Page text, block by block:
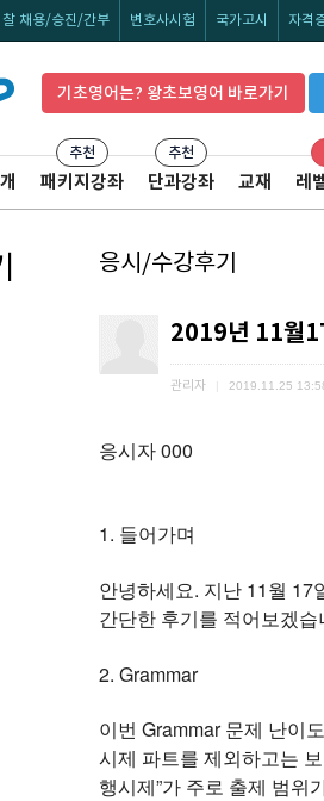
찰 채용/승진/간부 변호사시험 국가고시 자격
기초영어는? 왕초보영어 바로가기
패키지강좌
추천
단과강좌
추천
교재 레
응시/수강후기
2019년 11월
관리자 2019.11.25
응시자 000
1. 들어가며
안녕하세요. 지난 11월 17
간단한 후기를 적어보겠습
2. Grammar
이번 Grammar 문제 난이
시제 파트를 제외하고는
행시제”가 주로 출제 범위